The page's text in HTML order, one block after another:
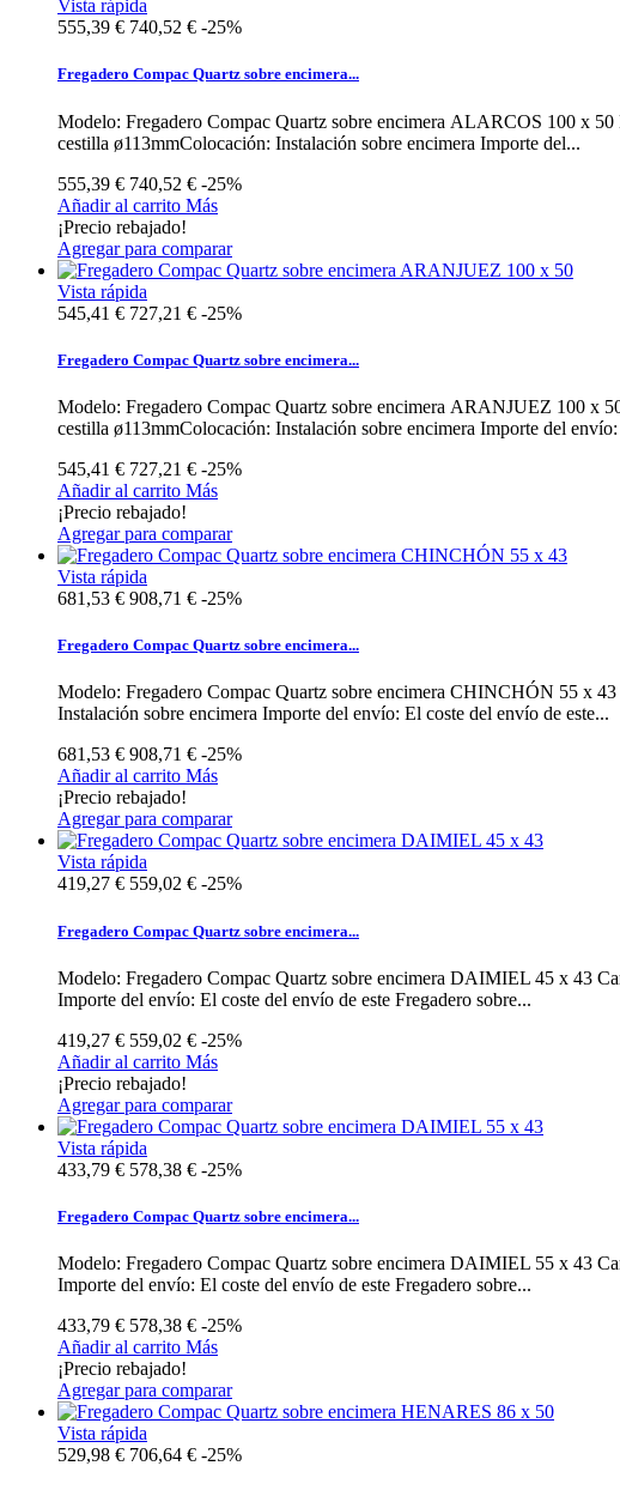
Vista rápida
555,39 € 740,52 € -25%
Fregadero Compac Quartz sobre encimera...
Modelo: Fregadero Compac Quartz sobre encimera ALARCOS 100 x
cestilla ø113mmColocación: Instalación sobre encimera Importe del...
555,39 € 740,52 € -25%
Añadir al carrito Más
¡Precio rebajado!
Agregar para comparar
Vista rápida
545,41 € 727,21 € -25%
Fregadero Compac Quartz sobre encimera...
Modelo: Fregadero Compac Quartz sobre encimera ARANJUEZ 100 x
cestilla ø113mmColocación: Instalación sobre encimera Importe del
545,41 € 727,21 € -25%
Añadir al carrito Más
¡Precio rebajado!
Agregar para comparar
Vista rápida
681,53 € 908,71 € -25%
Fregadero Compac Quartz sobre encimera...
Modelo: Fregadero Compac Quartz sobre encimera CHINCHÓN 55 x
Instalación sobre encimera Importe del envío: El coste del envío de este...
681,53 € 908,71 € -25%
Añadir al carrito Más
¡Precio rebajado!
Agregar para comparar
Vista rápida
419,27 € 559,02 € -25%
Fregadero Compac Quartz sobre encimera...
Modelo: Fregadero Compac Quartz sobre encimera DAIMIEL 45 x 43
Importe del envío: El coste del envío de este Fregadero sobre...
419,27 € 559,02 € -25%
Añadir al carrito Más
¡Precio rebajado!
Agregar para comparar
Vista rápida
433,79 € 578,38 € -25%
Fregadero Compac Quartz sobre encimera...
Modelo: Fregadero Compac Quartz sobre encimera DAIMIEL 55 x 43
Importe del envío: El coste del envío de este Fregadero sobre...
433,79 € 578,38 € -25%
Añadir al carrito Más
¡Precio rebajado!
Agregar para comparar
Vista rápida
529,98 € 706,64 € -25%